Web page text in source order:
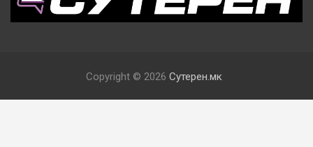
Copyright © 2026 Сутерен.мк